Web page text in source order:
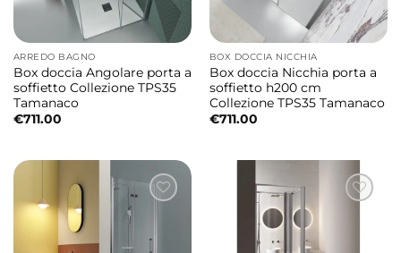
ARREDO BAGNO
Box doccia Angolare porta a
soffietto Collezione TPS35
Tamanaco
€711.00
BOX DOCCIA NICCHIA
Box doccia Nicchia porta a
soffietto h200 cm
Collezione TPS35 Tamanaco
€711.00